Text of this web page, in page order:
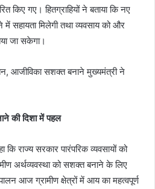
गए। हितग्राहियों ने बताया कि नए
सहायता मिलेगी तथा व्यवसाय को और
जा सकेगा।
की दिशा में पहल
कि राज्य सरकार पारंपरिक व्यवसायों को
अर्थव्यवस्था को सशक्त बनाने के लिए
आज ग्रामीण क्षेत्रों में आय का महत्वपूर्ण